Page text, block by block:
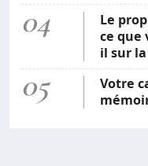
04
Le
ce que
il sur
05
Votre